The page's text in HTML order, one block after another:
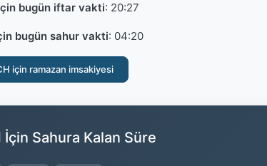
bugün iftar vakti: 20:27
bugün sahur vakti: 04:20
için ramazan imsakiyesi
İçin Sahura Kalan Süre